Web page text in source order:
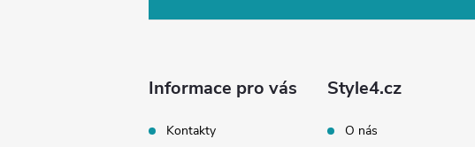
Informace pro vás
Kontakty
Style4.cz
O nás